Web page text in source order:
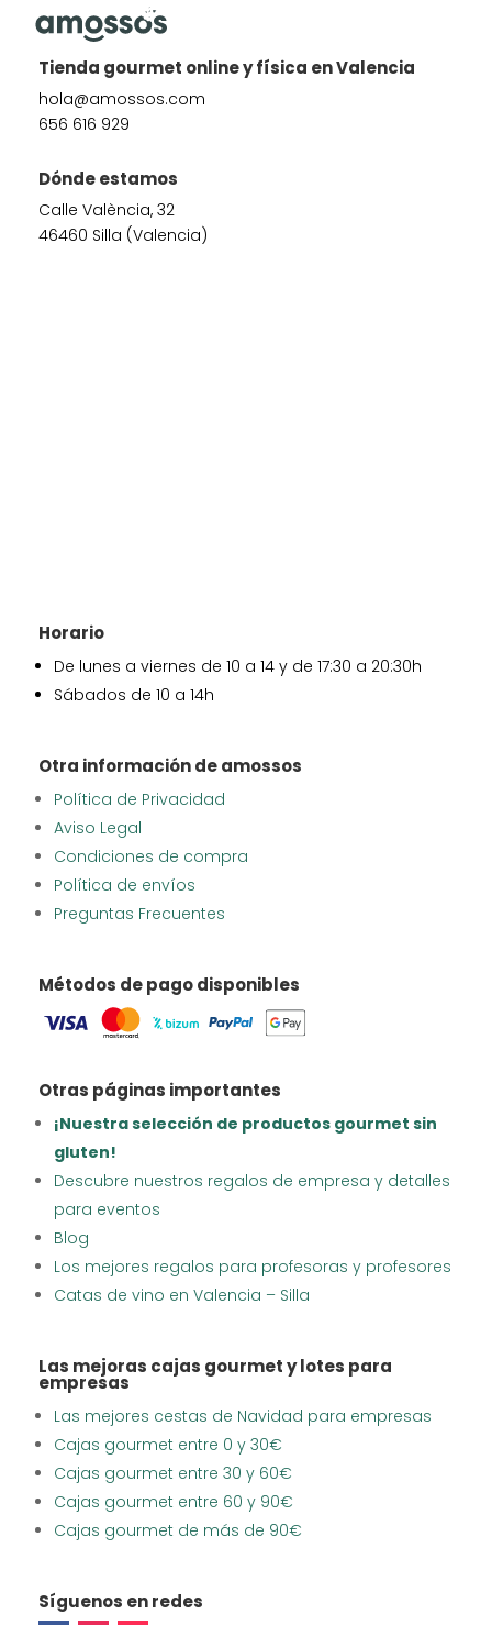
Tienda gourmet online y física en Valencia
hola@amossos.com
656 616 929
Dónde estamos
Calle València, 32
46460 Silla (Valencia)
Horario
De lunes a viernes de 10 a 14 y de 17:30 a 20:30h
Sábados de 10 a 14h
Otra información de amossos
Política de Privacidad
Aviso Legal
Condiciones de compra
Política de envíos
Preguntas Frecuentes
Métodos de pago disponibles
Otras páginas importantes
¡Nuestra selección de productos gourmet sin
gluten!
Descubre nuestros regalos de empresa y detalles
para eventos
Blog
Los mejores regalos para profesoras y profesores
Catas de vino en Valencia – Silla
Las mejoras cajas gourmet y lotes para
empresas
Las mejores cestas de Navidad para empresas
Cajas gourmet entre 0 y 30€
Cajas gourmet entre 30 y 60€
Cajas gourmet entre 60 y 90€
Cajas gourmet de más de 90€
Síguenos en redes